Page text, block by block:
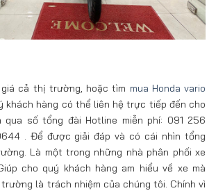
cả thị trường, hoặc tìm mua Honda vario
khách hàng có thể liên hệ trực tiếp đến cho
qua số tổng đài Hotline miễn phí: 091 256
. Để được giải đáp và có cái nhìn tổng
Là một trong những nhà phân phối xe
cho quý khách hàng am hiểu về xe mà
là trách nhiệm của chúng tôi. Chính vì